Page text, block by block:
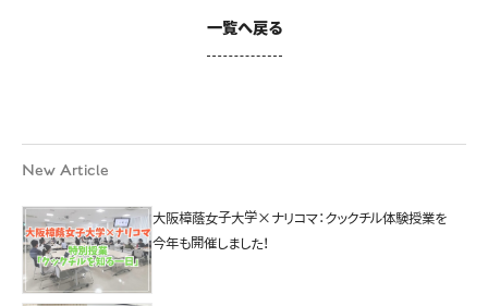
一覧へ戻る
New Article
大阪樟蔭女子大学×ナリコマ：クックチル体験授業を
今年も開催しました！